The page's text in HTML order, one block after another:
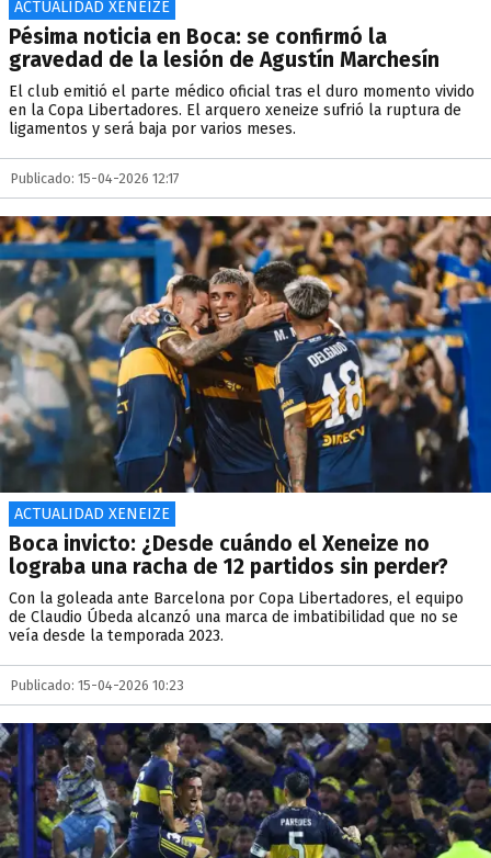
ACTUALIDAD XENEIZE
Pésima noticia en Boca: se confirmó la
gravedad de la lesión de Agustín Marchesín
El club emitió el parte médico oficial tras el duro momento vivido
en la Copa Libertadores. El arquero xeneize sufrió la ruptura de
ligamentos y será baja por varios meses.
Publicado: 15-04-2026 12:17
ACTUALIDAD XENEIZE
Boca invicto: ¿Desde cuándo el Xeneize no
lograba una racha de 12 partidos sin perder?
Con la goleada ante Barcelona por Copa Libertadores, el equipo
de Claudio Úbeda alcanzó una marca de imbatibilidad que no se
veía desde la temporada 2023.
Publicado: 15-04-2026 10:23